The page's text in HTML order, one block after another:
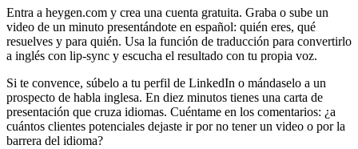
Entra a heygen.com y crea una cuenta gratuita. Graba o sube un
video de un minuto presentándote en español: quién eres, qué
resuelves y para quién. Usa la función de traducción para convertirlo
a inglés con lip-sync y escucha el resultado con tu propia voz.
Si te convence, súbelo a tu perfil de LinkedIn o mándaselo a un
prospecto de habla inglesa. En diez minutos tienes una carta de
presentación que cruza idiomas. Cuéntame en los comentarios: ¿a
cuántos clientes potenciales dejaste ir por no tener un video o por la
barrera del idioma?